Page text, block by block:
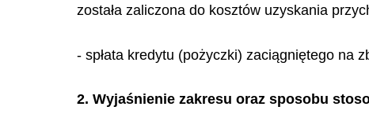
została zaliczona do kosztów uzyskania
- spłata kredytu (pożyczki) zaciągniętego na
2. Wyjaśnienie zakresu oraz sposobu